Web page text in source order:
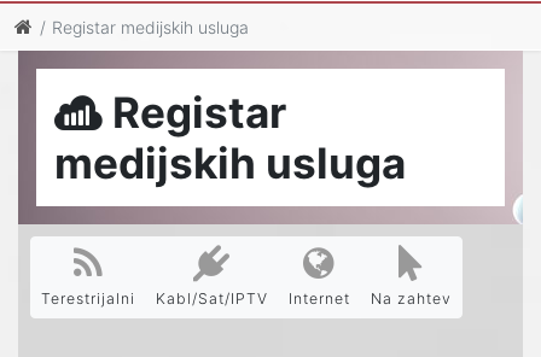
Registar medijskih usluga
Registar
medijskih usluga
Terestrijalni Kabl/Sat/IPTV Internet Na zahtev